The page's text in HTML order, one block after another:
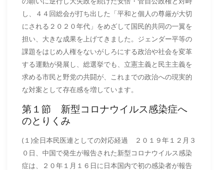
し、４４回総会が打ち出した「平和と個人の尊厳が大切
にされる２０２０年代」をめざして国民的共同の一翼を
担い、大きな成果を上げてきました。ジェンダー平等の
課題をはじめ人権をないがしろにする政治や社会を変革
する運動が発展し、総選挙でも、立憲主義と民主主義を
求める市民と野党の共闘が、これまでの政治への現実的
な対案として存在感を増しています。
第１節 新型コロナウイルス感染症へ
のとりくみ
(１)全日本民医連としての対応経過 ２０１９年１２月３
０日、中国で発生が報告された新型コロナウイルス感染
症は、２０年１月１６日に日本国内で初の感染者が報告